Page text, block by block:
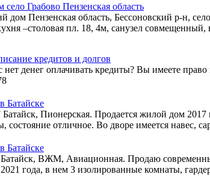
село Грабово Пензенская область
дом Пензенская область, Бессоновский р-н,
–столовая пл. 18, 4м, санузел совмещенный,
кредитов и долгов
денег оплачивать кредиты? Вы имеете право
Батайске
Пионерская. Продается жилой дом
отличное. Во дворе имеется навес,
Батайске
Батайск, ВЖМ, Авиационная. Продаю
года, в нем 3 изолированные комнаты,